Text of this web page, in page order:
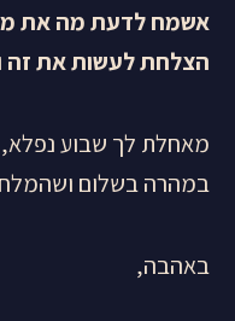
אשמח לדעת מה את
הצלחת לעשות את זה
מאחלת לך שבוע נפלא,
במהרה בשלום
באהבה,